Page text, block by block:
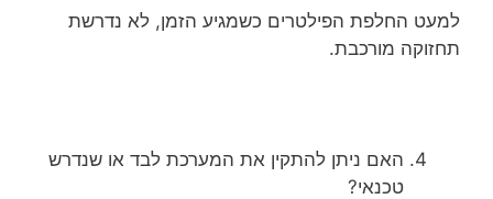
למעט החלפת הפילטרים כשמגיע הזמן, לא נדרשת
תחזוקה מורכבת.
האם ניתן להתקין את המערכת לבד או שנדרש
טכנאי?